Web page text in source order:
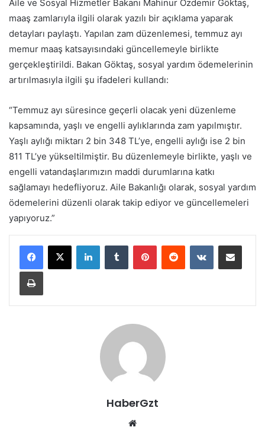
Aile ve Sosyal Hizmetler Bakanı Mahinur Özdemir Göktaş,
maaş zamlarıyla ilgili olarak yazılı bir açıklama yaparak
detayları paylaştı. Yapılan zam düzenlemesi, temmuz ayı
memur maaş katsayısındaki güncellemeyle birlikte
gerçekleştirildi. Bakan Göktaş, sosyal yardım ödemelerinin
artırılmasıyla ilgili şu ifadeleri kullandı:
“Temmuz ayı süresince geçerli olacak yeni düzenleme
kapsamında, yaşlı ve engelli aylıklarında zam yapılmıştır.
Yaşlı aylığı miktarı 2 bin 348 TL’ye, engelli aylığı ise 2 bin
811 TL’ye yükseltilmiştir. Bu düzenlemeyle birlikte, yaşlı ve
engelli vatandaşlarımızın maddi durumlarına katkı
sağlamayı hedefliyoruz. Aile Bakanlığı olarak, sosyal yardım
ödemelerini düzenli olarak takip ediyor ve güncellemeleri
yapıyoruz.”
LinkedInTumblr PinterestReddit VKontakteE-Posta ile paylaş
Yazdır
HaberGzt